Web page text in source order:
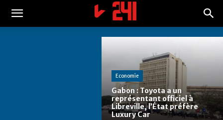
Economie
Gabon : Toyota a un
représentant officiel à
Libreville, l’État préfère
Luxury Car